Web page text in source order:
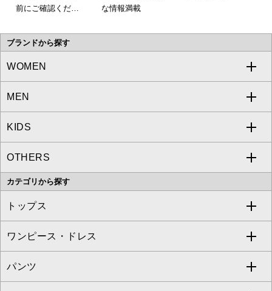
前にご確認くださ
な情報満載
ブランドから探す
WOMEN
a.v.v
MICHEL KLEIN
MK MICHEL KLEIN
OFUON le MK
Sybilla
S sybilla
Jocomomola
MEN
a.v.v
MICHEL KLEIN HOMME
MK MICHEL KLEIN HOMME
KIDS
a.v.v
OTHERS
MK MICHEL KLEIN BAG
EMILIO ROBBA
BUYERS SELECT
カテゴリから探す
トップス
すべてのトップス
カットソー・Tシャツ
ワンピース・ドレス
すべてのワンピース・ドレス
パンツ